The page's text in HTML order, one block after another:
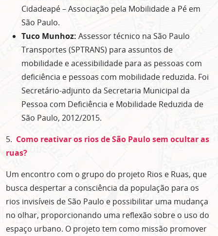
Cidadeapé – Associação pela Mobilidade a Pé em
São Paulo.
Tuco Munhoz: Assessor técnico na São Paulo
Transportes (SPTRANS) para assuntos de
mobilidade e acessibilidade para as pessoas com
deficiência e pessoas com mobilidade reduzida. Foi
Secretário-adjunto da Secretaria Municipal da
Pessoa com Deficiência e Mobilidade Reduzida de
São Paulo, 2012/2015.
5. Como reativar os rios de São Paulo sem ocultar as
ruas?
Um encontro com o grupo do projeto Rios e Ruas, que
busca despertar a consciência da população para os
rios invisíveis de São Paulo e possibilitar uma mudança
no olhar, proporcionando uma reflexão sobre o uso do
espaço urbano. O projeto tem como missão promover